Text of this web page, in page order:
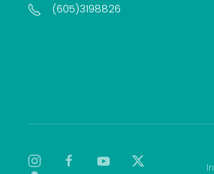
(605)3198826